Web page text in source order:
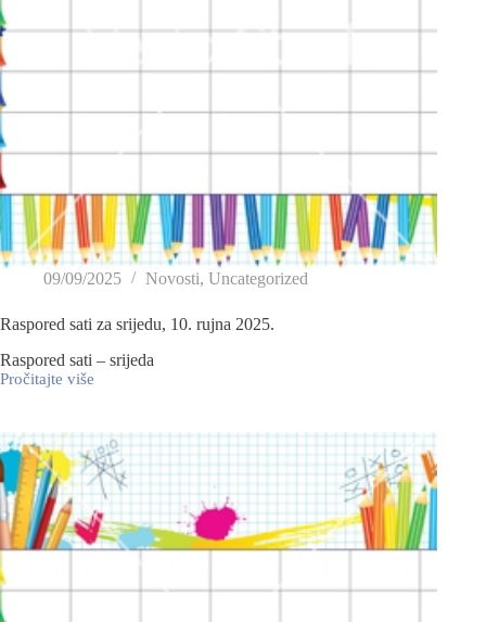
09/09/2025 Novosti, Uncategorized
Raspored sati za srijedu, 10. rujna 2025.
Raspored sati – srijeda
Pročitajte više